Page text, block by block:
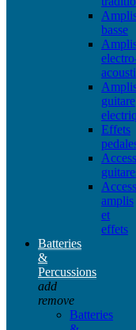
basse
guitare
Effets
amplis
et
effets
Batteries
&
Percussions
add
remove
Batteries